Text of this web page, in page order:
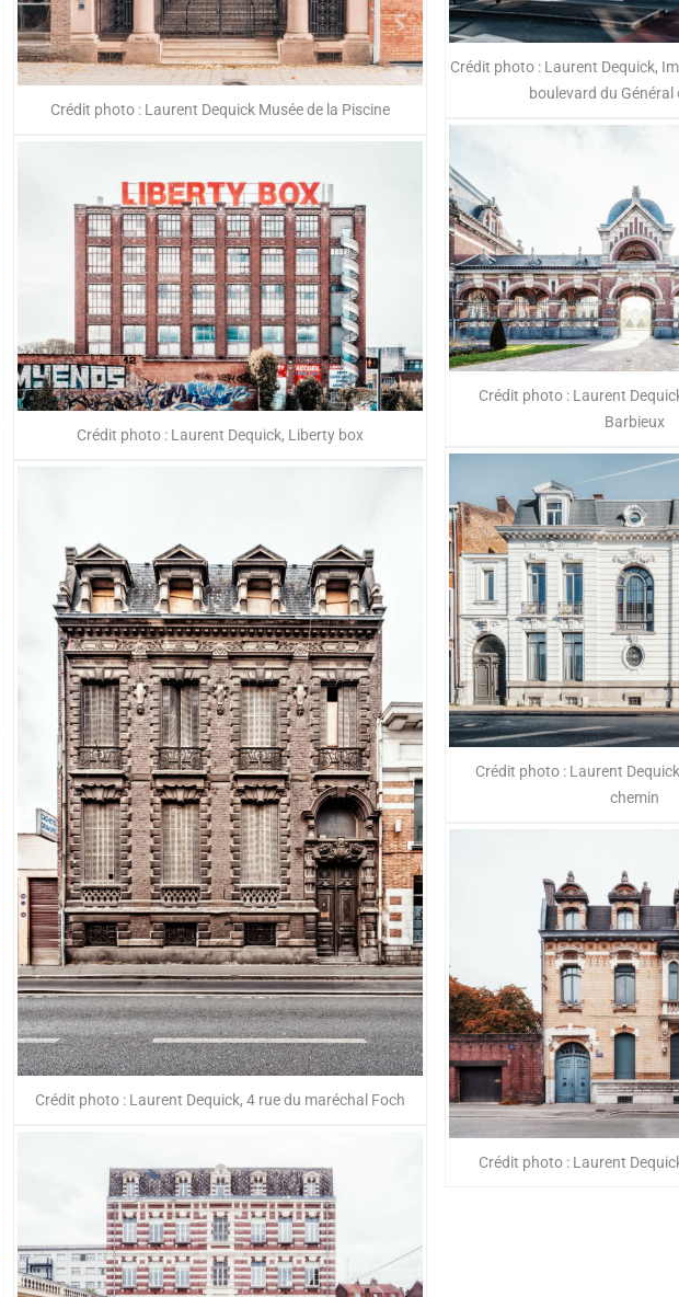
Crédit photo : Laurent Dequick Musée de la Piscine
Crédit photo : Laurent Dequick, Liberty box
Crédit photo : Laurent Dequick, 4 rue du maréchal Foch
Crédit photo : Laurent Dequick,
boulevard du Général
Crédit photo : Laurent
Barbieux
Crédit photo : Laurent
chemin
Crédit photo : Laurent